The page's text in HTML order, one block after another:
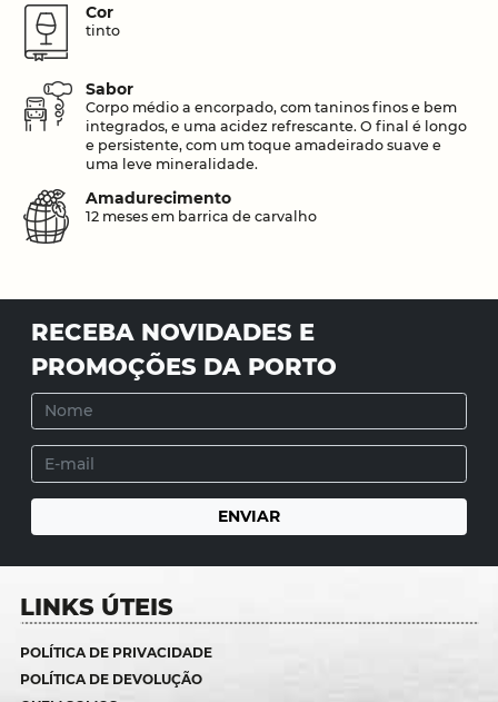
Cor
tinto
Sabor
Corpo médio a encorpado, com taninos finos e bem
integrados, e uma acidez refrescante. O final é longo
e persistente, com um toque amadeirado suave e
uma leve mineralidade.
Amadurecimento
12 meses em barrica de carvalho
RECEBA NOVIDADES E
PROMOÇÕES DA PORTO
LINKS ÚTEIS
POLÍTICA DE PRIVACIDADE
POLÍTICA DE DEVOLUÇÃO